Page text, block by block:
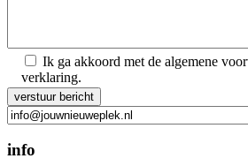
Ik ga akkoord met de algemene
verklaring.
Gelieve
dit
veld
leeg
te
info